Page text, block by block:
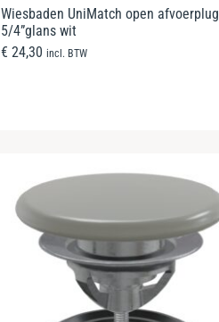
Wiesbaden UniMatch open afvoerplug
5/4”glans wit
€ 24,30 incl. BTW